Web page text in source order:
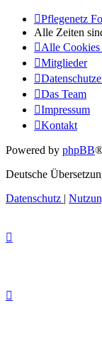
Pflegenetz
Alle Zeiten
Alle Cookies
Mitglieder
Das Team
Impressum
Kontakt
Powered by phpBB
Deutsche
Datenschutz |